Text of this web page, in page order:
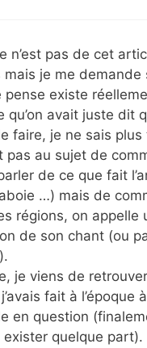
n’est pas de cet
mais je me demande
pense existe
qu’on avait juste dit
faire, je ne sais plus
pas au sujet de
de ce que fait
…) mais de
régions, on appelle
de son chant (ou
je viens de
fait à l’époque
en question
quelque part).